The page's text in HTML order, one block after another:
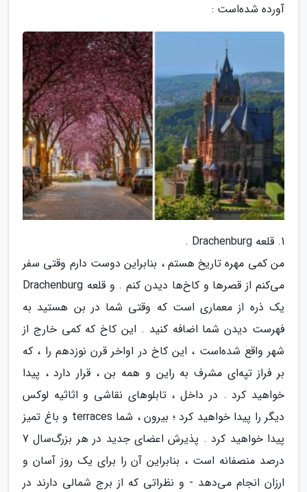
آورده شده‌است :
1. قلعه Drachenburg .
من کمی مهره تاریخ هستم ، بنابراین دوست دارم وقتی سفر
می‌کنم از قصرها و کاخ‌ها دیدن کنم . و قلعه Drachenburg
یک ذره از معماری است که وقتی شما در بن هستید به
فهرست دیدن شما اضافه کنید . این کاخ که کمی خارج از
شهر واقع شده‌است ، این کاخ در اواخر قرن نوزدهم را ، که
بر فراز تپه‌ای مشرف به راین و همه بن ، قرار دارد ، پیدا
خواهید کرد . در داخل ، تابلوهای نقاشی و اثاثیه لوکس
دیگر را پیدا خواهید کرد ؛ بیرون ، شما terraces و باغ تمیز
پیدا خواهید کرد . پذیرش اعضای جدید در هر بزرگ‌سال 7
درصد منصفانه است ، بنابراین آن را برای یک روز آسان و
ارزان انجام می‌دهد - و نظراتی که از برج شمالی دارند در